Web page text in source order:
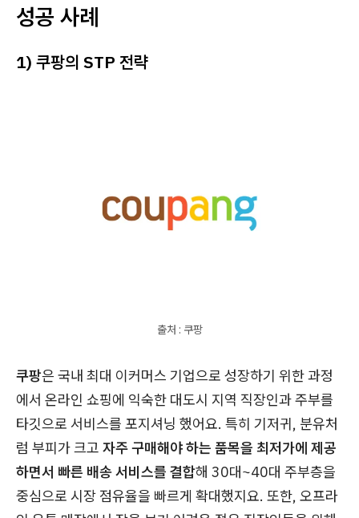
성공 사례
1) 쿠팡의 STP 전략
출처 : 쿠팡
쿠팡은 국내 최대 이커머스 기업으로 성장하기 위한 과정
에서 온라인 쇼핑에 익숙한 대도시 지역 직장인과 주부를
타깃으로 서비스를 포지셔닝 했어요. 특히 기저귀, 분유처
럼 부피가 크고 자주 구매해야 하는 품목을 최저가에 제공
하면서 빠른 배송 서비스를 결합해 30대~40대 주부층을
중심으로 시장 점유율을 빠르게 확대했지요. 또한, 오프라